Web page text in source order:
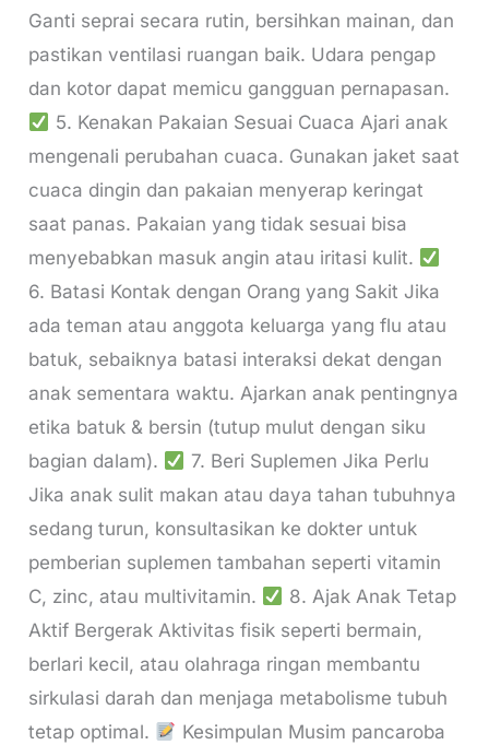
Ganti seprai secara rutin, bersihkan mainan, dan
pastikan ventilasi ruangan baik. Udara pengap
dan kotor dapat memicu gangguan pernapasan.
5. Kenakan Pakaian Sesuai Cuaca Ajari anak
mengenali perubahan cuaca. Gunakan jaket saat
cuaca dingin dan pakaian menyerap keringat
saat panas. Pakaian yang tidak sesuai bisa
menyebabkan masuk angin atau iritasi kulit.
6. Batasi Kontak dengan Orang yang Sakit Jika
ada teman atau anggota keluarga yang flu atau
batuk, sebaiknya batasi interaksi dekat dengan
anak sementara waktu. Ajarkan anak pentingnya
etika batuk & bersin (tutup mulut dengan siku
bagian dalam).
7. Beri Suplemen Jika Perlu
Jika anak sulit makan atau daya tahan tubuhnya
sedang turun, konsultasikan ke dokter untuk
pemberian suplemen tambahan seperti vitamin
C, zinc, atau multivitamin.
8. Ajak Anak Tetap
Aktif Bergerak Aktivitas fisik seperti bermain,
berlari kecil, atau olahraga ringan membantu
sirkulasi darah dan menjaga metabolisme tubuh
tetap optimal.
Kesimpulan Musim pancaroba